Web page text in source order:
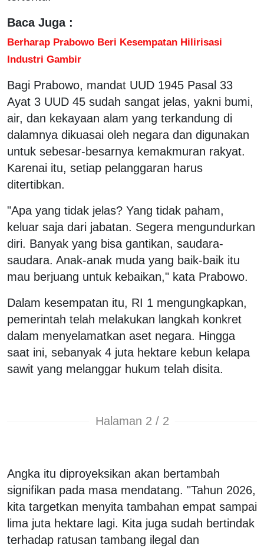
Baca Juga :
Berharap Prabowo Beri Kesempatan Hilirisasi
Industri Gambir
Bagi Prabowo, mandat UUD 1945 Pasal 33
Ayat 3 UUD 45 sudah sangat jelas, yakni bumi,
air, dan kekayaan alam yang terkandung di
dalamnya dikuasai oleh negara dan digunakan
untuk sebesar-besarnya kemakmuran rakyat.
Karenai itu, setiap pelanggaran harus
ditertibkan.
"Apa yang tidak jelas? Yang tidak paham,
keluar saja dari jabatan. Segera mengundurkan
diri. Banyak yang bisa gantikan, saudara-
saudara. Anak-anak muda yang baik-baik itu
mau berjuang untuk kebaikan," kata Prabowo.
Dalam kesempatan itu, RI 1 mengungkapkan,
pemerintah telah melakukan langkah konkret
dalam menyelamatkan aset negara. Hingga
saat ini, sebanyak 4 juta hektare kebun kelapa
sawit yang melanggar hukum telah disita.
Halaman 2 / 2
Angka itu diproyeksikan akan bertambah
signifikan pada masa mendatang. "Tahun 2026,
kita targetkan menyita tambahan empat sampai
lima juta hektare lagi. Kita juga sudah bertindak
terhadap ratusan tambang ilegal dan